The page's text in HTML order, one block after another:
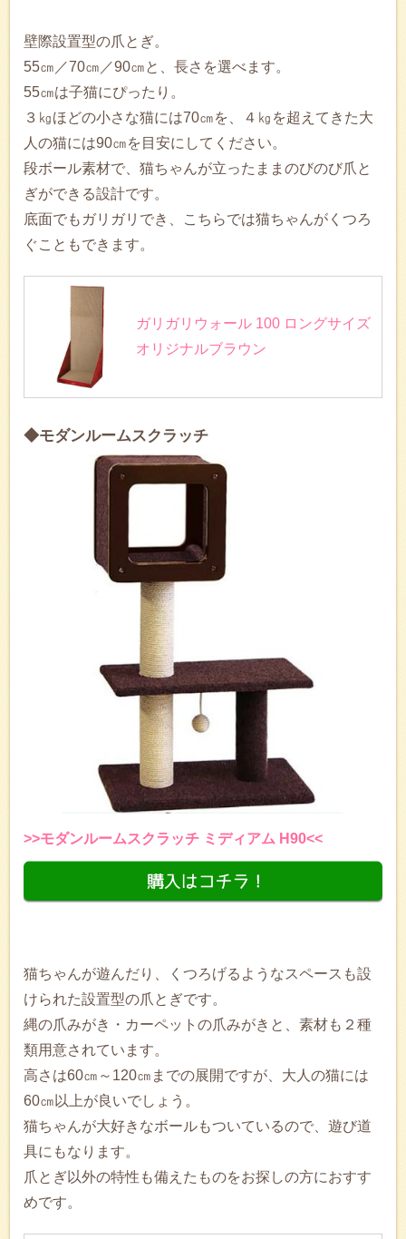
壁際設置型の爪とぎ。
55㎝／70㎝／90㎝と、長さを選べます。
55㎝は子猫にぴったり。
３㎏ほどの小さな猫には70㎝を、４㎏を超えてきた大
人の猫には90㎝を目安にしてください。
段ボール素材で、猫ちゃんが立ったままのびのび爪と
ぎができる設計です。
底面でもガリガリでき、こちらでは猫ちゃんがくつろ
ぐこともできます。
ガリガリウォール 100 ロングサイズ
オリジナルブラウン
◆モダンルームスクラッチ
>>モダンルームスクラッチ ミディアム H90<<
猫ちゃんが遊んだり、くつろげるようなスペースも設
けられた設置型の爪とぎです。
縄の爪みがき・カーペットの爪みがきと、素材も２種
類用意されています。
高さは60㎝～120㎝までの展開ですが、大人の猫には
60㎝以上が良いでしょう。
猫ちゃんが大好きなボールもついているので、遊び道
具にもなります。
爪とぎ以外の特性も備えたものをお探しの方におすす
めです。